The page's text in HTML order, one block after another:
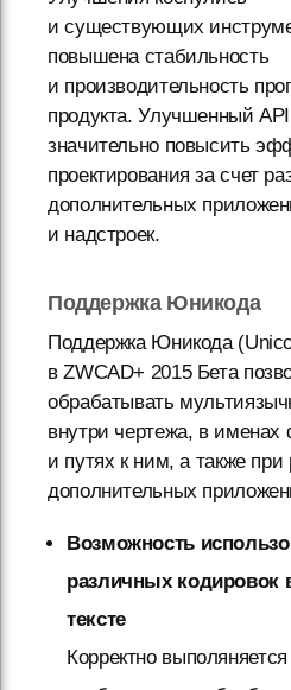
и существующих
повышена стабильность
и производительность
продукта. Улучшенный
значительно повысить
проектирования за счет
дополнительных
и надстроек.
Поддержка Юникода
Поддержка Юникода
в ZWCAD+ 2015 Бета
обрабатывать
внутри чертежа, в именах
и путях к ним, а также при
дополнительных
Возможность
различных кодировок
тексте
Корректно выполяняется